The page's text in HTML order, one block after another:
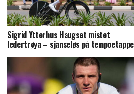
Sigrid Ytterhus Haugset mistet
ledertrøya – sjanseløs på tempoetappe